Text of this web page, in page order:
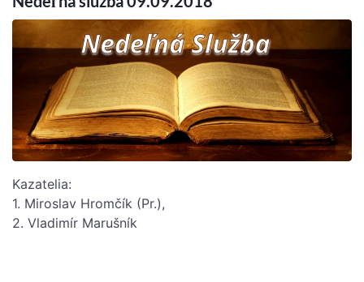
Kazatelia:
1. Miroslav Hromčík (Pr.),
2. Vladimír Marušník